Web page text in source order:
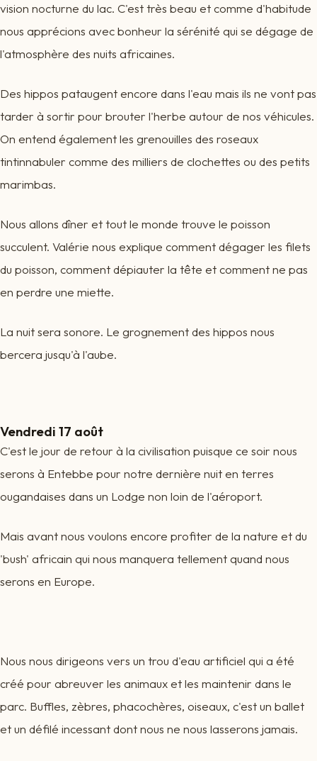
vision nocturne du lac. C'est très beau et comme d'habitude
nous apprécions avec bonheur la sérénité qui se dégage de
l'atmosphère des nuits africaines.
Des hippos pataugent encore dans l'eau mais ils ne vont pas
tarder à sortir pour brouter l'herbe autour de nos véhicules.
On entend également les grenouilles des roseaux
tintinnabuler comme des milliers de clochettes ou des petits
marimbas.
Nous allons dîner et tout le monde trouve le poisson
succulent. Valérie nous explique comment dégager les filets
du poisson, comment dépiauter la tête et comment ne pas
en perdre une miette.
La nuit sera sonore. Le grognement des hippos nous
bercera jusqu'à l'aube.
Vendredi 17 août
C'est le jour de retour à la civilisation puisque ce soir nous
serons à Entebbe pour notre dernière nuit en terres
ougandaises dans un Lodge non loin de l'aéroport.
Mais avant nous voulons encore profiter de la nature et du
'bush' africain qui nous manquera tellement quand nous
serons en Europe.
Nous nous dirigeons vers un trou d'eau artificiel qui a été
créé pour abreuver les animaux et les maintenir dans le
parc. Buffles, zèbres, phacochères, oiseaux, c'est un ballet
et un défilé incessant dont nous ne nous lasserons jamais.